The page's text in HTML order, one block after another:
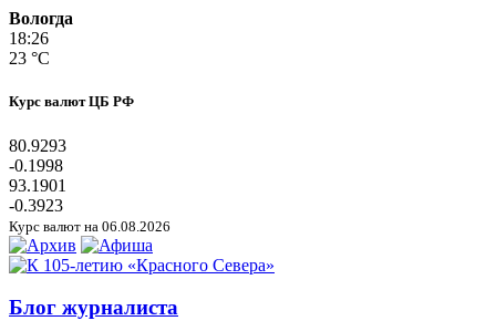
Вологда
18:26
23 °C
Курс валют ЦБ РФ
80.9293
-0.1998
93.1901
-0.3923
Курс валют на 06.08.2026
Блог журналиста